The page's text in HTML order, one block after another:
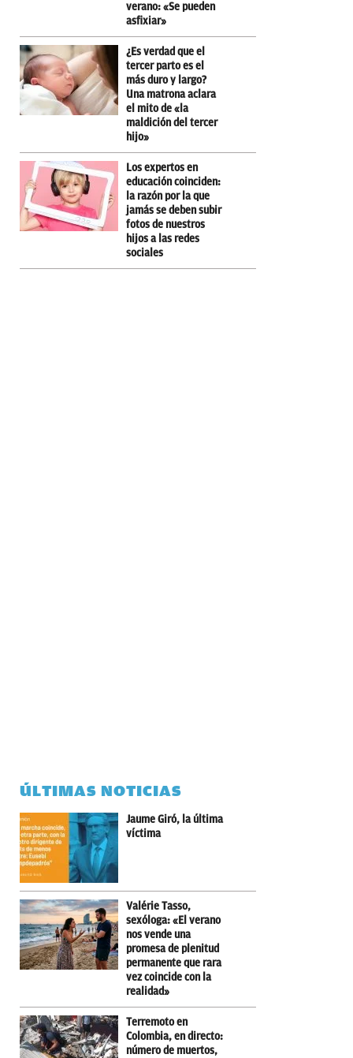
verano: «Se pueden
asfixiar»
¿Es verdad que el
tercer parto es el
más duro y largo?
Una matrona aclara
el mito de «la
maldición del tercer
hijo»
Los expertos en
educación coinciden:
la razón por la que
jamás se deben subir
fotos de nuestros
hijos a las redes
sociales
ÚLTIMAS NOTICIAS
Jaume Giró, la última
víctima
Valérie Tasso,
sexóloga: «El verano
nos vende una
promesa de plenitud
permanente que rara
vez coincide con la
realidad»
Terremoto en
Colombia, en directo:
número de muertos,